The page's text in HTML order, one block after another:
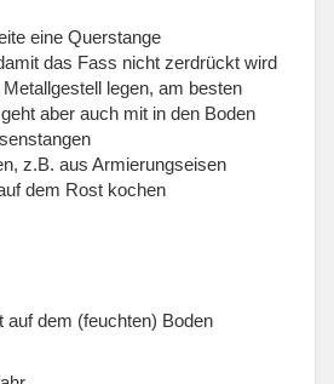
eine Querstange
das Fass nicht zerdrückt wird
legen, am besten
aber auch mit in den Boden
z.B. aus Armierungseisen
dem Rost kochen
auf dem (feuchten) Boden